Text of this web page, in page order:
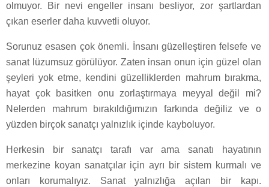
olmuyor. Bir nevi engeller insanı besliyor, zor şartlardan
çıkan eserler daha kuvvetli oluyor.
Sorunuz esasen çok önemli. İnsanı güzelleştiren felsefe ve
sanat lüzumsuz görülüyor. Zaten insan onun için güzel olan
şeyleri yok etme, kendini güzelliklerden mahrum bırakma,
hayat çok basitken onu zorlaştırmaya meyyal değil mi?
Nelerden mahrum bırakıldığımızın farkında değiliz ve o
yüzden birçok sanatçı yalnızlık içinde kayboluyor.
Herkesin bir sanatçı tarafı var ama sanatı hayatının
merkezine koyan sanatçılar için ayrı bir sistem kurmalı ve
onları korumalıyız. Sanat yalnızlığa açılan bir kapı.